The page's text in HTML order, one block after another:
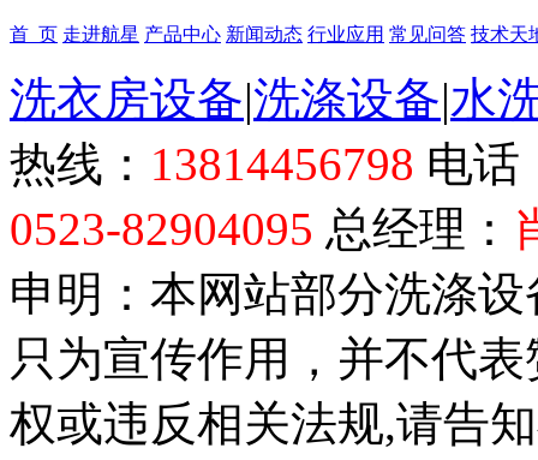
首 页 走进航星 产品中心 新闻动态 行业应用 常见问答 技术天
洗衣房设备|洗涤设备|水
热线： 13814456798 电话
0523-82904095 总经理：
申明：本网站部分洗涤
只为宣传作用，并不代
权或违反相关法规,请告